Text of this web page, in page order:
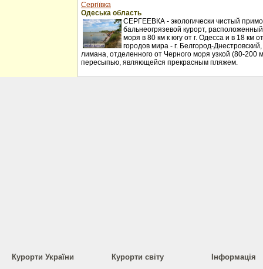
Сергіївка
Одеська область
СЕРГЕЕВКА - экологически чистый
бальнеогрязевой курорт,
моря в 80 км к югу от г. Одесса и в 18 км
городов мира - г. Белгород-
лимана, отделенного от Черного моря узкой (80-200
пересыпью, являющейся прекрасным пляжем.
Курорти України Курорти світу Інформація